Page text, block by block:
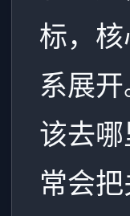
标，
系展
该去
常会